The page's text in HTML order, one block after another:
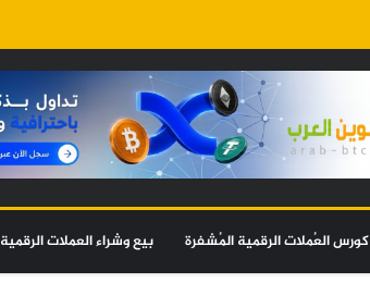
كورس العُملات الرقمية المُشفرة بيع وشراء العملات الرقمية